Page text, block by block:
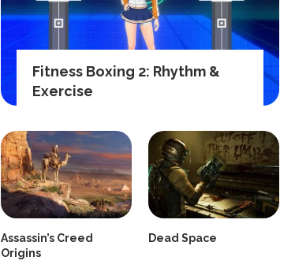
Fitness Boxing 2: Rhythm &
Exercise
Assassin’s Creed
Origins
Dead Space